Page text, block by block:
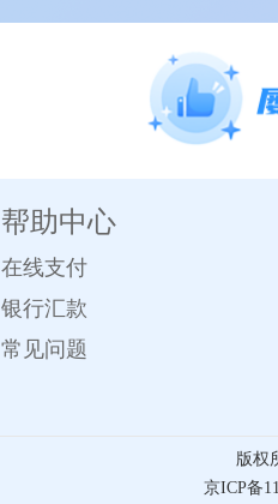
帮助中心
在线支付
银行汇款
常见问题
版权
京ICP备